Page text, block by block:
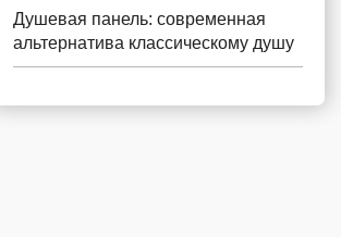
Душевая панель: современная
альтернатива классическому душу